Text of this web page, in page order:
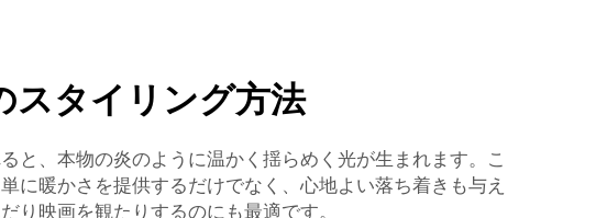
スタイリング方法
と、本物の炎のように温かく揺らめく光が生まれます。こ
に暖かさを提供するだけでなく、心地よい落ち着きも与え
り映画を観たりするのにも最適です。